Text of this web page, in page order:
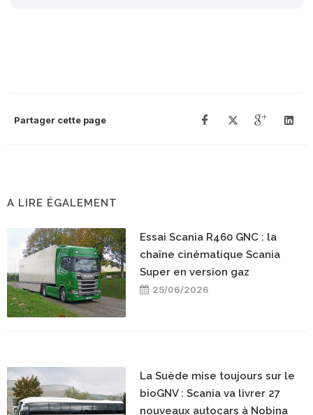
Partager cette page
A LIRE ÉGALEMENT
Essai Scania R460 GNC : la
chaîne cinématique Scania
Super en version gaz
25/06/2026
La Suède mise toujours sur le
bioGNV : Scania va livrer 27
nouveaux autocars à Nobina